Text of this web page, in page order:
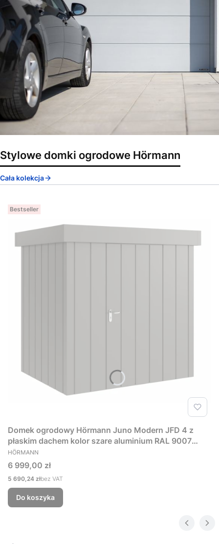
Stylowe domki ogrodowe Hörmann
Cała kolekcja
Bestseller
Domek ogrodowy Hörmann Juno Modern JFD 4 z
płaskim dachem kolor szare aluminium RAL 9007
229x181 cm
PRODUCENT
HÖRMANN
Cena
6 999,00 zł
Cena
5 690,24 złbez VAT
Do koszyka